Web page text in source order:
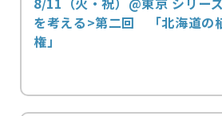
を考える>第二回 「北海道の
権」